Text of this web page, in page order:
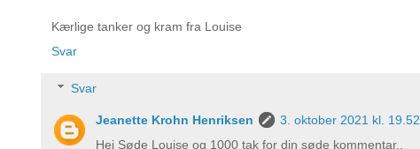
Kærlige tanker og kram fra Louise
Svar
Svar
Jeanette Krohn Henriksen
3. oktober 2021 kl. 19.52
Hej Søde Louise og 1000 tak for din søde kommentar..